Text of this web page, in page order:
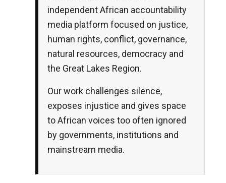
independent African accountability
media platform focused on justice,
human rights, conflict, governance,
natural resources, democracy and
the Great Lakes Region.
Our work challenges silence,
exposes injustice and gives space
to African voices too often ignored
by governments, institutions and
mainstream media.